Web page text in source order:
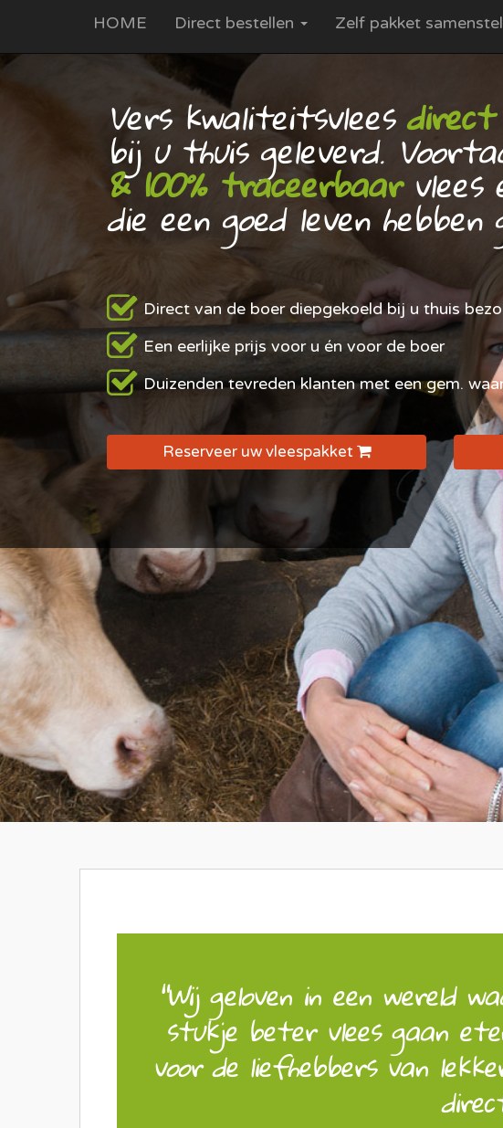
HOME Direct bestellen Zelf pakket
Vers kwaliteitsvleesdirect
bij u thuis geleverd.
& 100% traceerbaarvlees
die een goed leven hebben
Direct van de boer diepgekoeld bij u thuis
Een eerlijke prijs voor u én voor de boer
Duizenden tevreden klanten met een gem.
Reserveer uw vleespakket
"Wij geloven in een wereld
stukje beter vlees gaan
voor de liefhebbers van